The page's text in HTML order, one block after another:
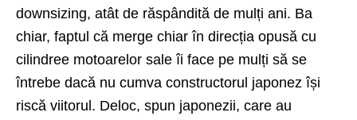
downsizing, atât de răspândită de mulți ani. Ba
chiar, faptul că merge chiar în direcția opusă cu
cilindree motoarelor sale îi face pe mulți să se
întrebe dacă nu cumva constructorul japonez își
riscă viitorul. Deloc, spun japonezii, care au